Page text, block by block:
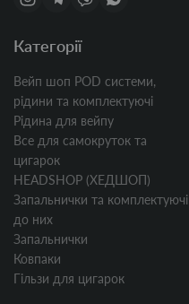
Категорії
Вейп шоп POD системи,
рідини та комплектуючі
Рідина для вейпу
Все для самокруток та
цигарок
HEADSHOP (ХЕДШОП)
Запальнички та комплектуючі
до них
Запальнички
Ковпаки
Гільзи для цигарок